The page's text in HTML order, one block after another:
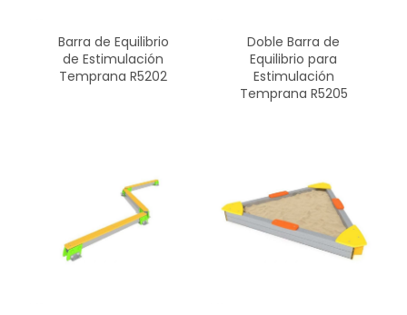
Barra de Equilibrio
de Estimulación
Temprana R5202
Doble Barra de
Equilibrio para
Estimulación
Temprana R5205